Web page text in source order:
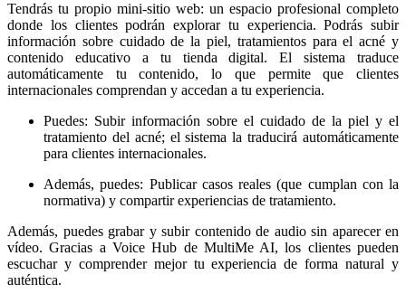
Tendrás tu propio mini-sitio web: un espacio profesional completo
donde los clientes podrán explorar tu experiencia. Podrás subir
información sobre cuidado de la piel, tratamientos para el acné y
contenido educativo a tu tienda digital. El sistema traduce
automáticamente tu contenido, lo que permite que clientes
internacionales comprendan y accedan a tu experiencia.
Puedes: Subir información sobre el cuidado de la piel y el
tratamiento del acné; el sistema la traducirá automáticamente
para clientes internacionales.
Además, puedes: Publicar casos reales (que cumplan con la
normativa) y compartir experiencias de tratamiento.
Además, puedes grabar y subir contenido de audio sin aparecer en
vídeo. Gracias a Voice Hub de MultiMe AI, los clientes pueden
escuchar y comprender mejor tu experiencia de forma natural y
auténtica.